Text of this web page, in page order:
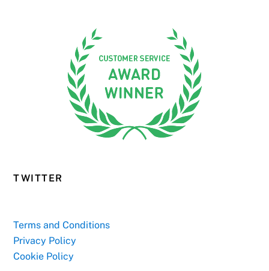
TWITTER
Terms and Conditions
Privacy Policy
Cookie Policy